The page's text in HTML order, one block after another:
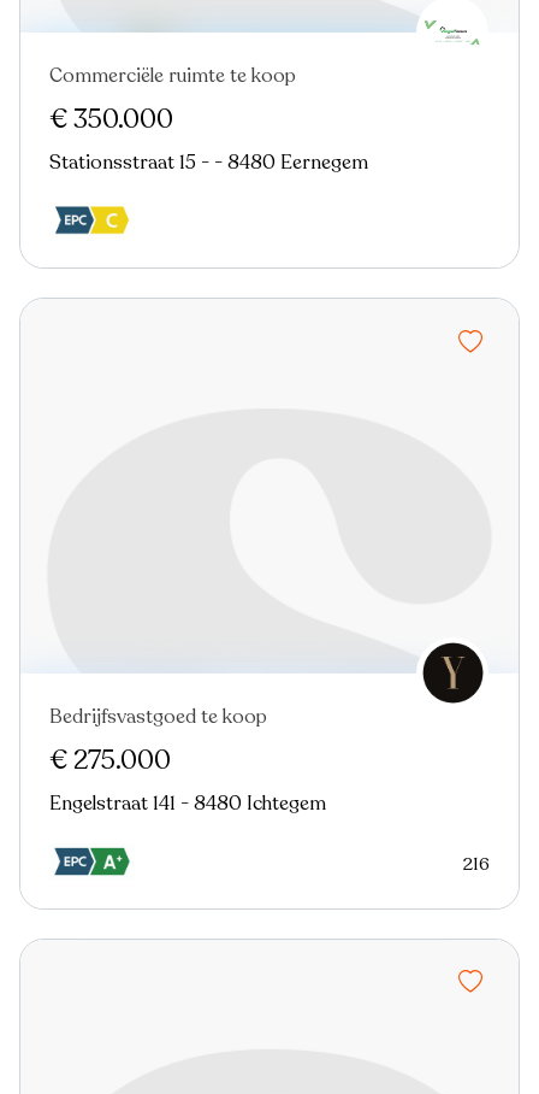
Commerciële ruimte te koop
€ 350.000
Stationsstraat 15 - - 8480 Eernegem
Bedrijfsvastgoed te koop
€ 275.000
Engelstraat 141 - 8480 Ichtegem
216